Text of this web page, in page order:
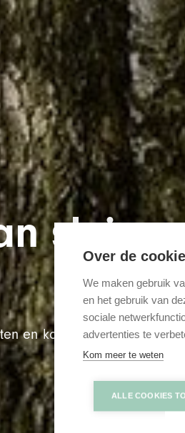
sluis
en kanalen
Over de
We maken gebruik
en het gebruik van
sociale
advertenties te
Kom meer te weten
ALLE COOKIES